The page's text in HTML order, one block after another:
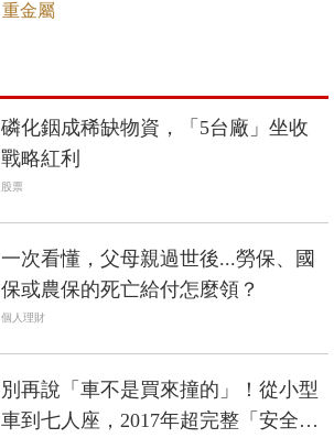
重金屬
磷化銦成稀缺物資，「5台廠」坐收
戰略紅利
股票
一次看懂，父母親過世後...勞保、國
保或農保的死亡給付怎麼領？
個人理財
別再說「車不是買來撞的」！從小型
車到七人座，2017年超完整「安全先